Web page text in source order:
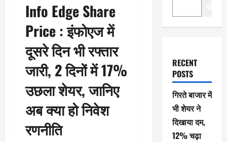
Info Edge Share
Price : इंफोएज में
दूसरे दिन भी रफ्तार
जारी, 2 दिनों में 17%
उछला शेयर, जानिए
अब क्या हो निवेश
रणनीति
RECENT
POSTS
गिरते बाजार में
भी शेयर ने
दिखाया दम,
12% चढ़ा